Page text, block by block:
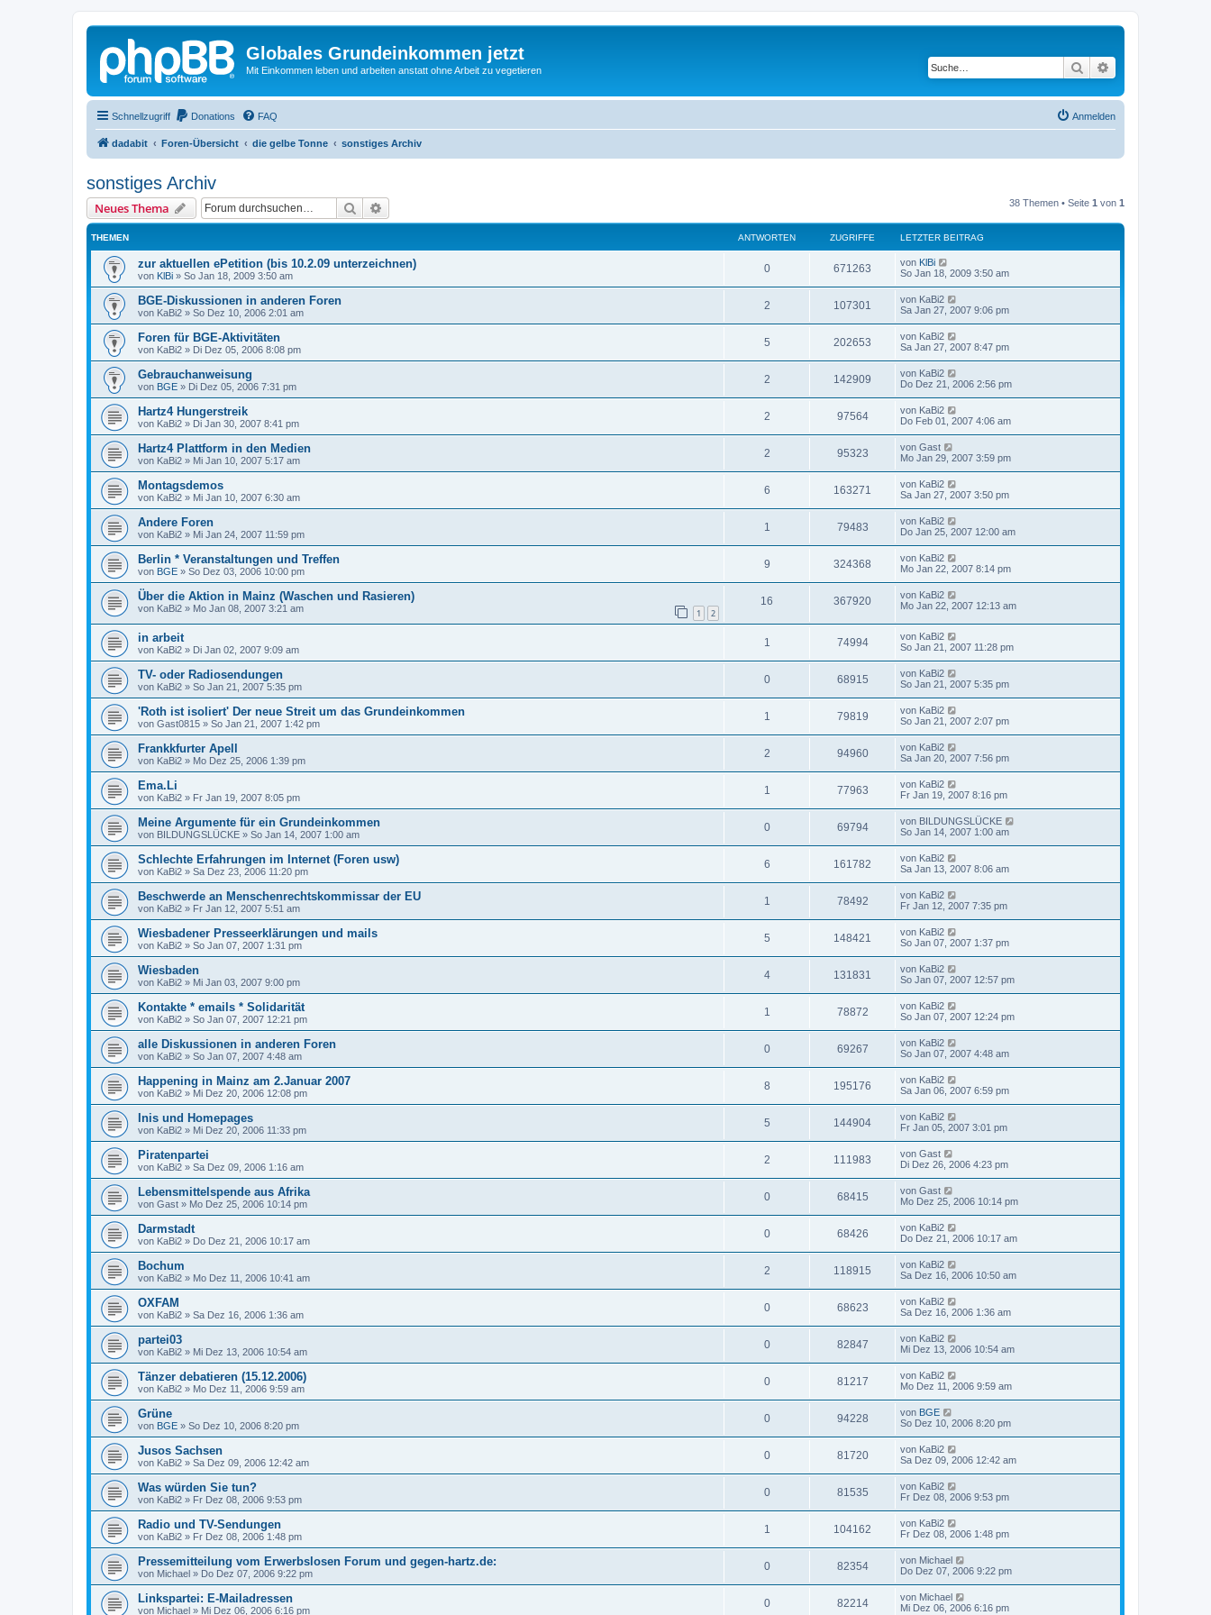
Globales Grundeinkommen jetzt
Mit Einkommen leben und arbeiten anstatt ohne Arbeit zu vegetieren Suche
Schnellzugriff Donations FAQ Anmelden
dadabit Foren-Übersicht die gelbe Tonne sonstiges Archiv
sonstiges Archiv
Neues Thema Suche 38 Themen • Seite 1 von 1
THEMEN ANTWORTEN ZUGRIFFE LETZTER BEITRAG
zur aktuellen ePetition (bis 10.2.09 unterzeichnen)
von KlBi » So Jan 18, 2009 3:50 am
0 671263 von KlBi
So Jan 18, 2009 3:50 am
BGE-Diskussionen in anderen Foren
von KaBi2 » So Dez 10, 2006 2:01 am
2 107301 von KaBi2
Sa Jan 27, 2007 9:06 pm
Foren für BGE-Aktivitäten
von KaBi2 » Di Dez 05, 2006 8:08 pm
5 202653 von KaBi2
Sa Jan 27, 2007 8:47 pm
Gebrauchanweisung
von BGE » Di Dez 05, 2006 7:31 pm
2 142909 von KaBi2
Do Dez 21, 2006 2:56 pm
Hartz4 Hungerstreik
von KaBi2 » Di Jan 30, 2007 8:41 pm
2 97564 von KaBi2
Do Feb 01, 2007 4:06 am
Hartz4 Plattform in den Medien
von KaBi2 » Mi Jan 10, 2007 5:17 am
2 95323 von Gast
Mo Jan 29, 2007 3:59 pm
Montagsdemos
von KaBi2 » Mi Jan 10, 2007 6:30 am
6 163271 von KaBi2
Sa Jan 27, 2007 3:50 pm
Andere Foren
von KaBi2 » Mi Jan 24, 2007 11:59 pm
1 79483 von KaBi2
Do Jan 25, 2007 12:00 am
Berlin * Veranstaltungen und Treffen
von BGE » So Dez 03, 2006 10:00 pm
9 324368 von KaBi2
Mo Jan 22, 2007 8:14 pm
Über die Aktion in Mainz (Waschen und Rasieren)
von KaBi2 » Mo Jan 08, 2007 3:21 am 1 2
16 367920 von KaBi2
Mo Jan 22, 2007 12:13 am
in arbeit
von KaBi2 » Di Jan 02, 2007 9:09 am
1 74994 von KaBi2
So Jan 21, 2007 11:28 pm
TV- oder Radiosendungen
von KaBi2 » So Jan 21, 2007 5:35 pm
0 68915 von KaBi2
So Jan 21, 2007 5:35 pm
'Roth ist isoliert' Der neue Streit um das Grundeinkommen
von Gast0815 » So Jan 21, 2007 1:42 pm
1 79819 von KaBi2
So Jan 21, 2007 2:07 pm
Frankkfurter Apell
von KaBi2 » Mo Dez 25, 2006 1:39 pm
2 94960 von KaBi2
Sa Jan 20, 2007 7:56 pm
Ema.Li
von KaBi2 » Fr Jan 19, 2007 8:05 pm
1 77963 von KaBi2
Fr Jan 19, 2007 8:16 pm
Meine Argumente für ein Grundeinkommen
von BILDUNGSLÜCKE » So Jan 14, 2007 1:00 am
0 69794 von BILDUNGSLÜCKE
So Jan 14, 2007 1:00 am
Schlechte Erfahrungen im Internet (Foren usw)
von KaBi2 » Sa Dez 23, 2006 11:20 pm
6 161782 von KaBi2
Sa Jan 13, 2007 8:06 am
Beschwerde an Menschenrechtskommissar der EU
von KaBi2 » Fr Jan 12, 2007 5:51 am
1 78492 von KaBi2
Fr Jan 12, 2007 7:35 pm
Wiesbadener Presseerklärungen und mails
von KaBi2 » So Jan 07, 2007 1:31 pm
5 148421 von KaBi2
So Jan 07, 2007 1:37 pm
Wiesbaden
von KaBi2 » Mi Jan 03, 2007 9:00 pm
4 131831 von KaBi2
So Jan 07, 2007 12:57 pm
Kontakte * emails * Solidarität
von KaBi2 » So Jan 07, 2007 12:21 pm
1 78872 von KaBi2
So Jan 07, 2007 12:24 pm
alle Diskussionen in anderen Foren
von KaBi2 » So Jan 07, 2007 4:48 am
0 69267 von KaBi2
So Jan 07, 2007 4:48 am
Happening in Mainz am 2.Januar 2007
von KaBi2 » Mi Dez 20, 2006 12:08 pm
8 195176 von KaBi2
Sa Jan 06, 2007 6:59 pm
Inis und Homepages
von KaBi2 » Mi Dez 20, 2006 11:33 pm
5 144904 von KaBi2
Fr Jan 05, 2007 3:01 pm
Piratenpartei
von KaBi2 » Sa Dez 09, 2006 1:16 am
2 111983 von Gast
Di Dez 26, 2006 4:23 pm
Lebensmittelspende aus Afrika
von Gast » Mo Dez 25, 2006 10:14 pm
0 68415 von Gast
Mo Dez 25, 2006 10:14 pm
Darmstadt
von KaBi2 » Do Dez 21, 2006 10:17 am
0 68426 von KaBi2
Do Dez 21, 2006 10:17 am
Bochum
von KaBi2 » Mo Dez 11, 2006 10:41 am
2 118915 von KaBi2
Sa Dez 16, 2006 10:50 am
OXFAM
von KaBi2 » Sa Dez 16, 2006 1:36 am
0 68623 von KaBi2
Sa Dez 16, 2006 1:36 am
partei03
von KaBi2 » Mi Dez 13, 2006 10:54 am
0 82847 von KaBi2
Mi Dez 13, 2006 10:54 am
Tänzer debatieren (15.12.2006)
von KaBi2 » Mo Dez 11, 2006 9:59 am
0 81217 von KaBi2
Mo Dez 11, 2006 9:59 am
Grüne
von BGE » So Dez 10, 2006 8:20 pm
0 94228 von BGE
So Dez 10, 2006 8:20 pm
Jusos Sachsen
von KaBi2 » Sa Dez 09, 2006 12:42 am
0 81720 von KaBi2
Sa Dez 09, 2006 12:42 am
Was würden Sie tun?
von KaBi2 » Fr Dez 08, 2006 9:53 pm
0 81535 von KaBi2
Fr Dez 08, 2006 9:53 pm
Radio und TV-Sendungen
von KaBi2 » Fr Dez 08, 2006 1:48 pm
1 104162 von KaBi2
Fr Dez 08, 2006 1:48 pm
Pressemitteilung vom Erwerbslosen Forum und gegen-hartz.de:
von Michael » Do Dez 07, 2006 9:22 pm
0 82354 von Michael
Do Dez 07, 2006 9:22 pm
Linkspartei: E-Mailadressen
von Michael » Mi Dez 06, 2006 6:16 pm
0 82214 von Michael
Mi Dez 06, 2006 6:16 pm